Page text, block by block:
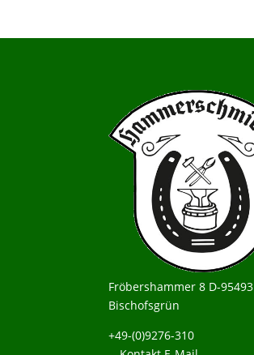
Fröbershammer 8 D-95493
Bischofsgrün
+49-(0)9276-310